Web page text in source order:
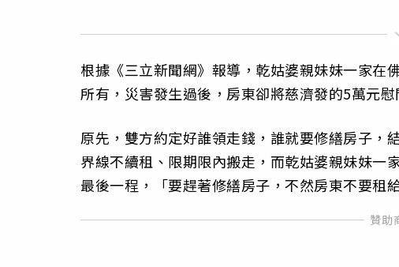
根據《三立新聞網》報導，乾姑婆親妹妹一家在
所有，災害發生過後，房東卻將慈濟發的5萬元
原先，雙方約定好誰領走錢，誰就要修繕房子，
界線不續租、限期限內搬走，而乾姑婆親妹妹一
最後一程，「要趕著修繕房子，不然房東不要租給